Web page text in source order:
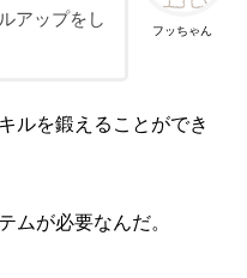
フッちゃん
アップをし
ルを鍛えることができ
ムが必要なんだ。